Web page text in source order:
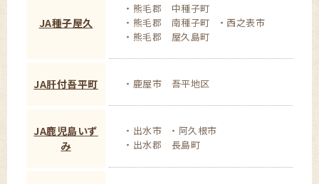
JA種子屋久
熊毛郡 中種子町
熊毛郡 南種子町
西之表市
熊毛郡 屋久島町
JA肝付吾平町 鹿屋市 吾平地区
JA鹿児島いず
み
出水市
阿久根市
出水郡 長島町